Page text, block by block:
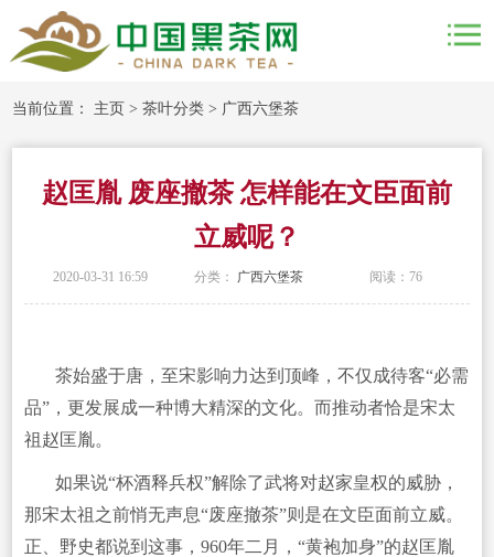
当前位置： 主页 >茶叶分类 > 广西六堡茶
赵匡胤 废座撤茶 怎样能在文臣面前
立威呢？
2020-03-31 16:59 分类： 广西六堡茶 阅读： 76
茶始盛于唐，至宋影响力达到顶峰，不仅成待客“必需
品”，更发展成一种博大精深的文化。而推动者恰是宋太
祖赵匡胤。
如果说“杯酒释兵权”解除了武将对赵家皇权的威胁，
那宋太祖之前悄无声息“废座撤茶”则是在文臣面前立威。
正、野史都说到这事，960年二月，“黄袍加身”的赵匡胤